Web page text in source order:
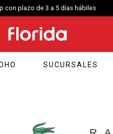
Distrilogic de 3 a 5 días hábiles.
SUCURSALES